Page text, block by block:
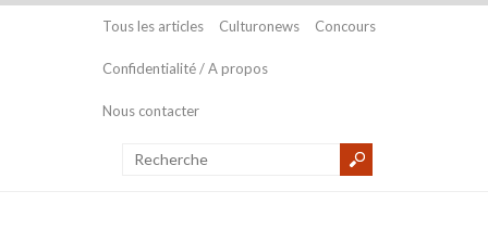
Tous les articles Culturonews Concours
Confidentialité / A propos
Nous contacter